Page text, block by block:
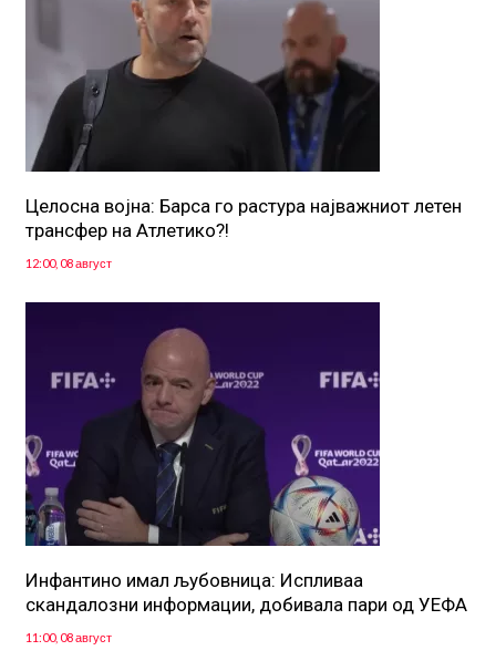
Целосна војна: Барса го растура најважниот летен
трансфер на Атлетико?!
12:00, 08 август
Инфантино имал љубовница: Испливаа
скандалозни информации, добивала пари од УЕФА
11:00, 08 август